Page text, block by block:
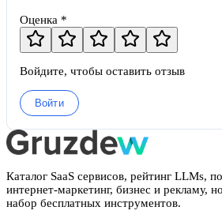
Оценка *
Войдите, чтобы оставить отзыв
Войти
Каталог SaaS сервисов, рейтинг LLMs,
интернет-маркетинг, бизнес и рекламу,
набор бесплатных инструментов.